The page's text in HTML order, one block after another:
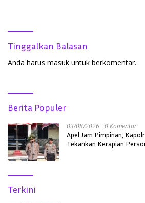
Tinggalkan Balasan
Anda harus masuk untuk berkomentar.
Berita Populer
03/08/2026 0 Komentar
Apel Jam Pimpinan,
Tekankan Kerapian
Terkini